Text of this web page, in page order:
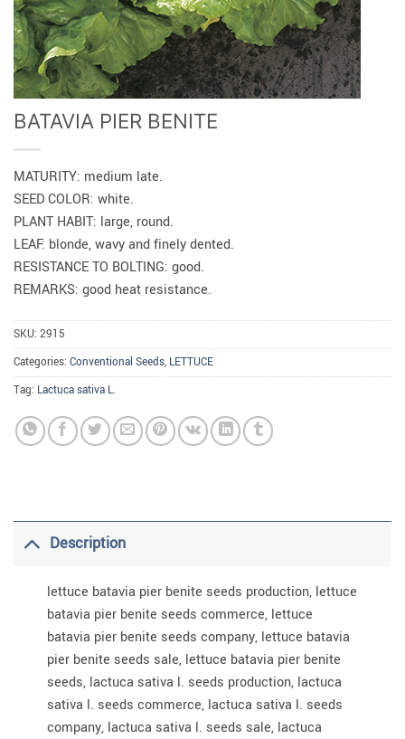
BATAVIA PIER BENITE
MATURITY: medium late.
SEED COLOR: white.
PLANT HABIT: large, round.
LEAF: blonde, wavy and finely dented.
RESISTANCE TO BOLTING: good.
REMARKS: good heat resistance.
SKU: 2915
Categories: Conventional Seeds, LETTUCE
Tag: Lactuca sativa L.
Description
lettuce batavia pier benite seeds production, lettuce
batavia pier benite seeds commerce, lettuce
batavia pier benite seeds company, lettuce batavia
pier benite seeds sale, lettuce batavia pier benite
seeds, lactuca sativa l. seeds production, lactuca
sativa l. seeds commerce, lactuca sativa l. seeds
company, lactuca sativa l. seeds sale, lactuca